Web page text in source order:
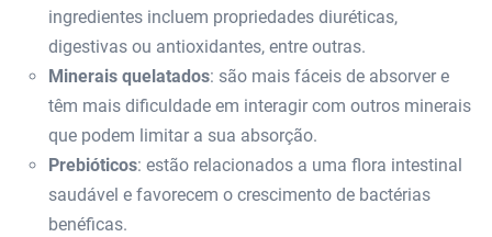
ingredientes incluem propriedades diuréticas,
digestivas ou antioxidantes, entre outras.
Minerais quelatados: são mais fáceis de absorver e
têm mais dificuldade em interagir com outros minerais
que podem limitar a sua absorção.
Prebióticos: estão relacionados a uma flora intestinal
saudável e favorecem o crescimento de bactérias
benéficas.